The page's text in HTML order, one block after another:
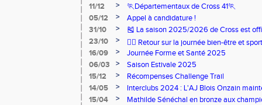
11/12
>
🏃Départementaux de Cross 41🏃
05/12
>
Appel à candidature !
31/10
>
🎽 La saison 2025/2026 de Cross est
23/10
>
🧘‍♀️ Retour sur la journée bien-être et
16/09
>
Journée Forme et Santé 2025
06/03
>
Saison Estivale 2025
15/12
>
Récompenses Challenge Trail
14/05
>
Interclubs 2024 : L'AJ Blois Onzain
Romorantin en N2B
15/04 >
Mathilde Sénéchal en bronze aux